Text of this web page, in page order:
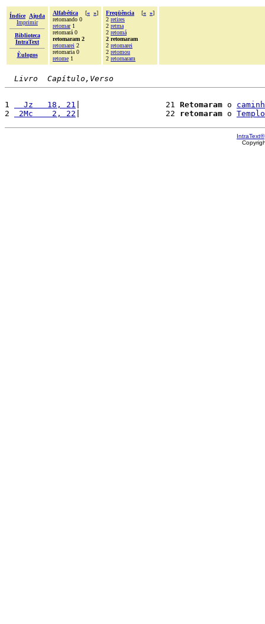
Índice
Ajuda
Imprimir
Biblioteca
IntraText
Èulogos
Alfabética [« »]
retomando 0
retomar1
retomará 0
retomaram 2
retomarei 2
retomaria 0
retome 1
Freqüência [« »]
2 retires
2 retma
2 retomá
2 retomaram
2 retomarei
2 retomou
2 retornaram
Livro  Capítulo,Verso
1
  Jz   18, 21
|                  21 Retomaram o
2
2Mc    2, 22 |                  22 retomaram o Templo
IntraText®